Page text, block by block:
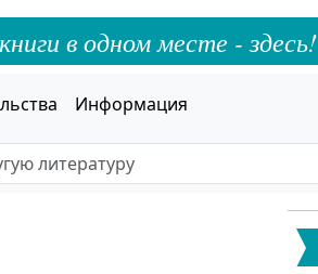
в одном месте - здесь!
Информация